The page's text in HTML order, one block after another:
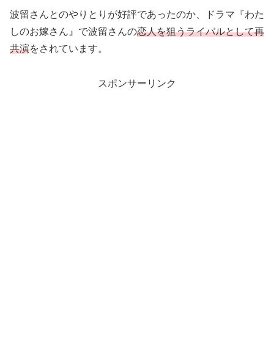
波留さんとのやりとりが好評であったのか、ドラマ『わた
しのお嫁さん』で波留さんの恋人を狙うライバルとして再
共演をされています。
スポンサーリンク